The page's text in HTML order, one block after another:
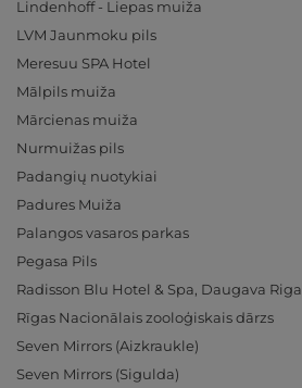
Lindenhoff - Liepas muiža
LVM Jaunmoku pils
Meresuu SPA Hotel
Mālpils muiža
Mārcienas muiža
Nurmuižas pils
Padangių nuotykiai
Padures Muiža
Palangos vasaros parkas
Pegasa Pils
Radisson Blu Hotel & Spa, Daugava Riga
Rīgas Nacionālais zooloģiskais dārzs
Seven Mirrors (Aizkraukle)
Seven Mirrors (Sigulda)